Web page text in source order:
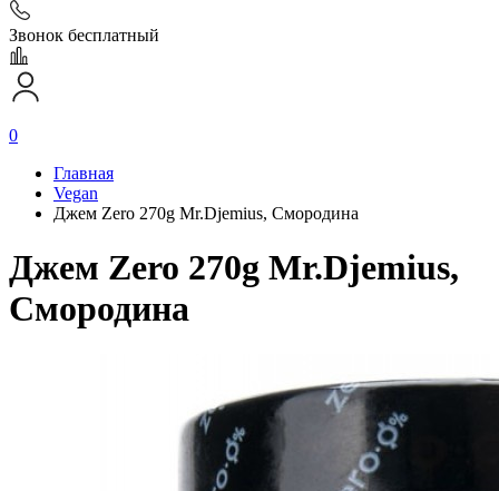
Звонок бесплатный
0
Главная
Vegan
Джем Zero 270g Mr.Djemius, Смородина
Джем Zero 270g Mr.Djemius,
Смородина